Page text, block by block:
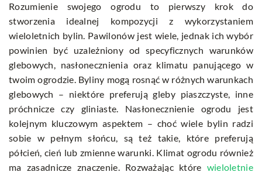
Rozumienie swojego ogrodu to pierwszy krok do
stworzenia idealnej kompozycji z wykorzystaniem
wieloletnich bylin. Pawilonów jest wiele, jednak ich wybór
powinien być uzależniony od specyficznych warunków
glebowych, nasłonecznienia oraz klimatu panującego w
twoim ogrodzie. Byliny mogą rosnąć w różnych warunkach
glebowych – niektóre preferują gleby piaszczyste, inne
próchnicze czy gliniaste. Nasłonecznienie ogrodu jest
kolejnym kluczowym aspektem – choć wiele bylin radzi
sobie w pełnym słońcu, są też takie, które preferują
półcień, cień lub zmienne warunki. Klimat ogrodu również
ma zasadnicze znaczenie. Rozważając które wieloletnie